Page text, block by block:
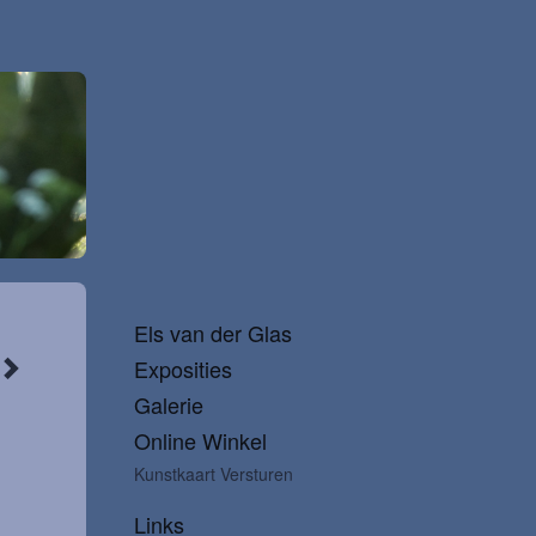
Els van der Glas
Exposities
Galerie
Online Winkel
Kunstkaart Versturen
Links